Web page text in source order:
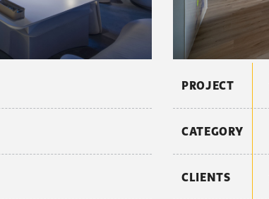
PROJECT
CATEGORY
CLIENTS